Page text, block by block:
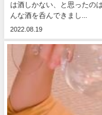
は酒しかない、と思ったの
んな酒を呑んできまし...
2022.08.19